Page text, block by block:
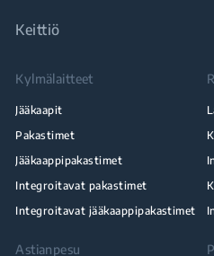
Keittiö
Kylmälaitteet
Jääkaapit
Pakastimet
Jääkaappipakastimet
Integroitavat pakastimet
Integroitavat jääkaappipakastimet
Astianpesu